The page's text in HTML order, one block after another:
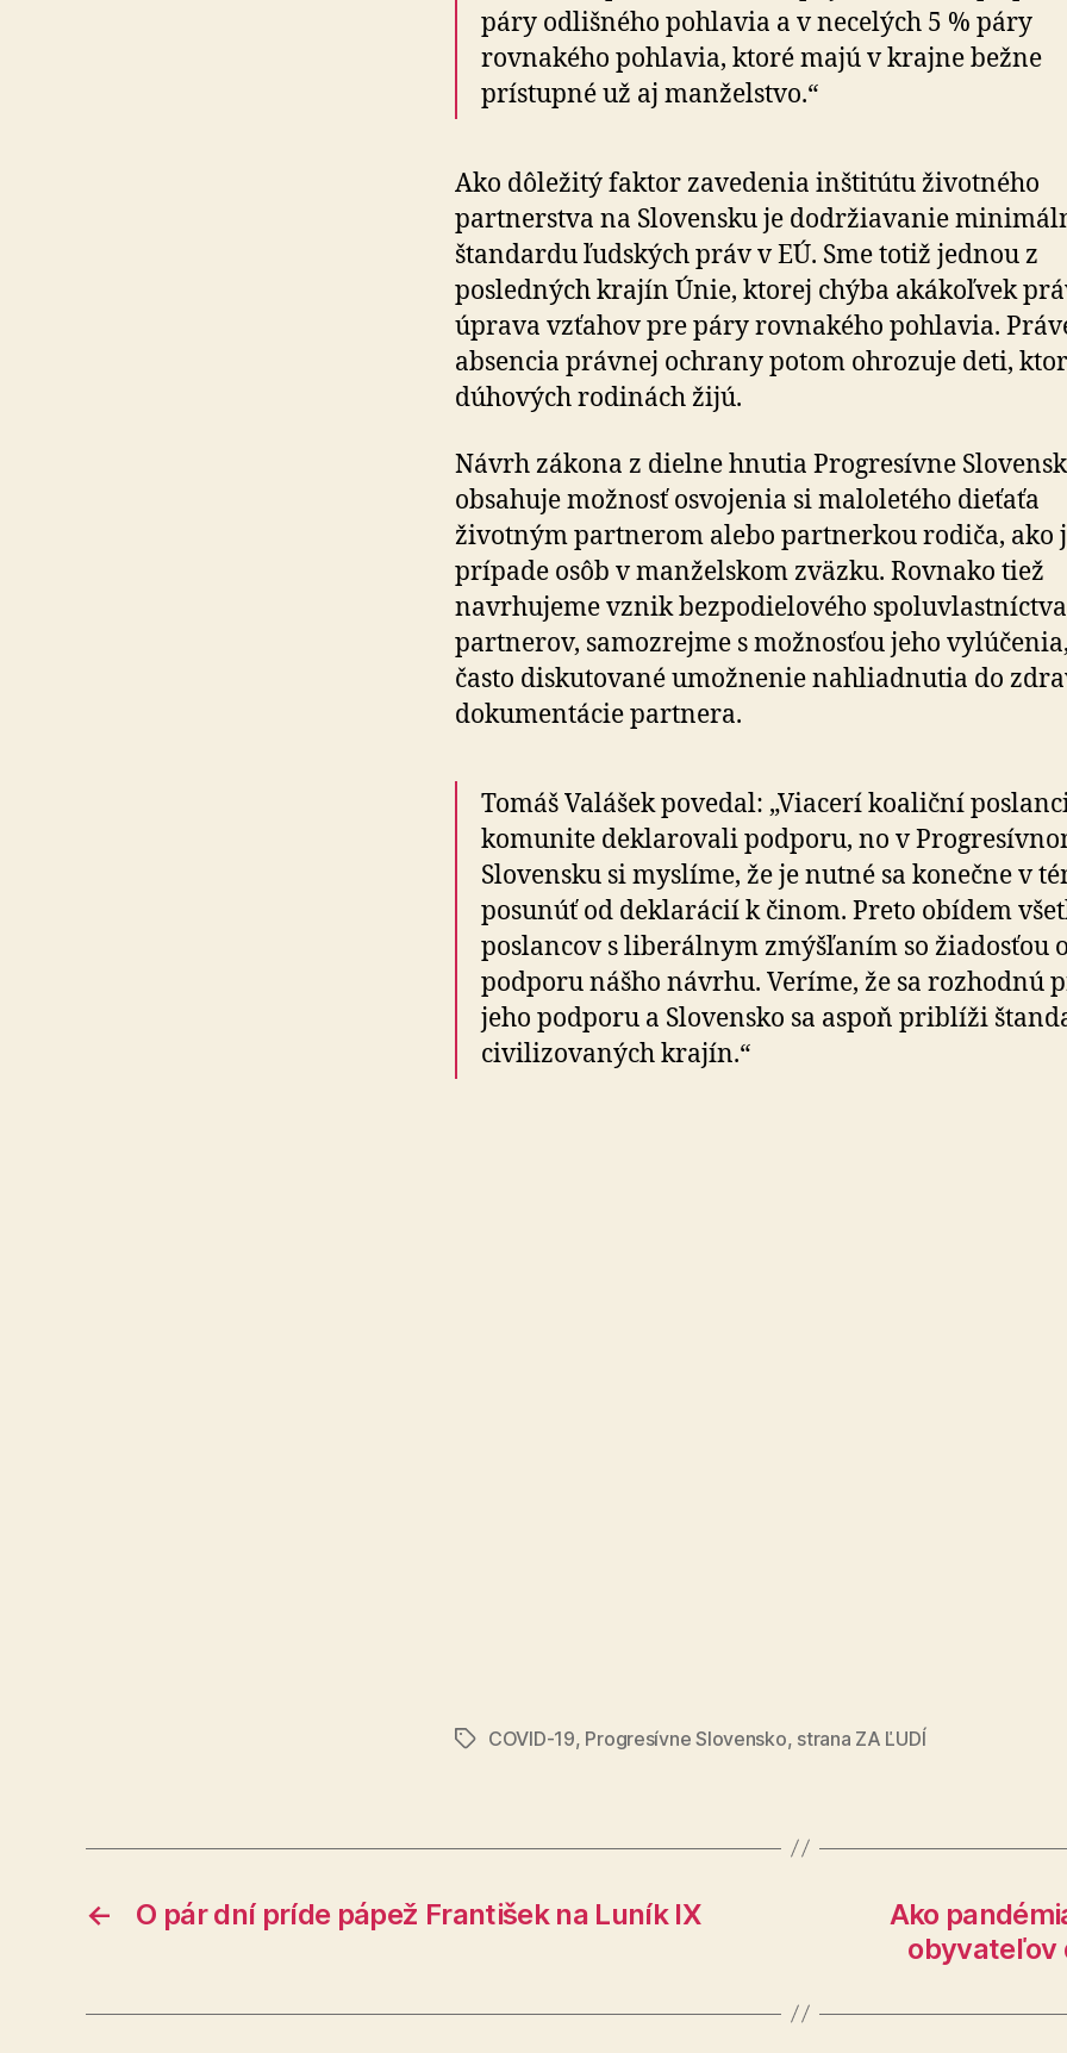
páry odlišného pohlavia a v necelých 5 % páry
rovnakého pohlavia, ktoré majú v krajne bežne
prístupné už aj manželstvo.“
Ako dôležitý faktor zavedenia inštitútu životného
partnerstva na Slovensku je dodržiavanie
štandardu ľudských práv v EÚ. Sme totiž jednou z
posledných krajín Únie, ktorej chýba akákoľvek
úprava vzťahov pre páry rovnakého pohlavia.
absencia právnej ochrany potom ohrozuje deti,
dúhových rodinách žijú.
Návrh zákona z dielne hnutia Progresívne
obsahuje možnosť osvojenia si maloletého dieťaťa
životným partnerom alebo partnerkou rodiča, ako
prípade osôb v manželskom zväzku. Rovnako tiež
navrhujeme vznik bezpodielového spoluvlastníctva
partnerov, samozrejme s možnosťou jeho
často diskutované umožnenie nahliadnutia do
dokumentácie partnera.
Tomáš Valášek povedal: „Viacerí koaliční
komunite deklarovali podporu, no v
Slovensku si myslíme, že je nutné sa konečne v
posunúť od deklarácií k činom. Preto obídem
poslancov s liberálnym zmýšľaním so žiadosťou o
podporu nášho návrhu. Veríme, že sa rozhodnú
jeho podporu a Slovensko sa aspoň priblíži
civilizovaných krajín.“
ZnačkyCOVID-19, Progresívne Slovensko, strana ZA ĽUDÍ
← O pár dní príde pápež František na Luník IX
Ako
obyvateľov